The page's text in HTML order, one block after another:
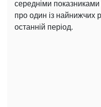
середніми показниками
про один із найнижчих
останній період.